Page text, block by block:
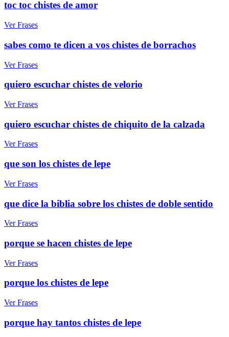
toc toc chistes de amor
Ver Frases
sabes como te dicen a vos chistes de borrachos
Ver Frases
quiero escuchar chistes de velorio
Ver Frases
quiero escuchar chistes de chiquito de la calzada
Ver Frases
que son los chistes de lepe
Ver Frases
que dice la biblia sobre los chistes de doble sentido
Ver Frases
porque se hacen chistes de lepe
Ver Frases
porque los chistes de lepe
Ver Frases
porque hay tantos chistes de lepe